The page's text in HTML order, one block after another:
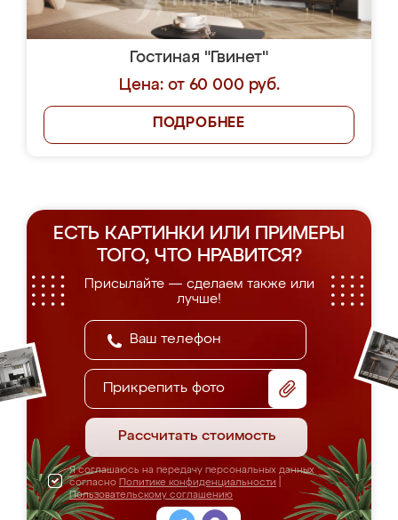
Гостиная "Гвинет"
Цена: от 60 000 руб.
ПОДРОБНЕЕ
ЕСТЬ КАРТИНКИ ИЛИ ПРИМЕРЫ
ТОГО, ЧТО НРАВИТСЯ?
Присылайте — сделаем также или
лучше!
Прикрепить фото
Рассчитать стоимость
Я соглашаюсь на передачу персональных данных
согласно Политике конфиденциальности
Пользовательскому соглашению